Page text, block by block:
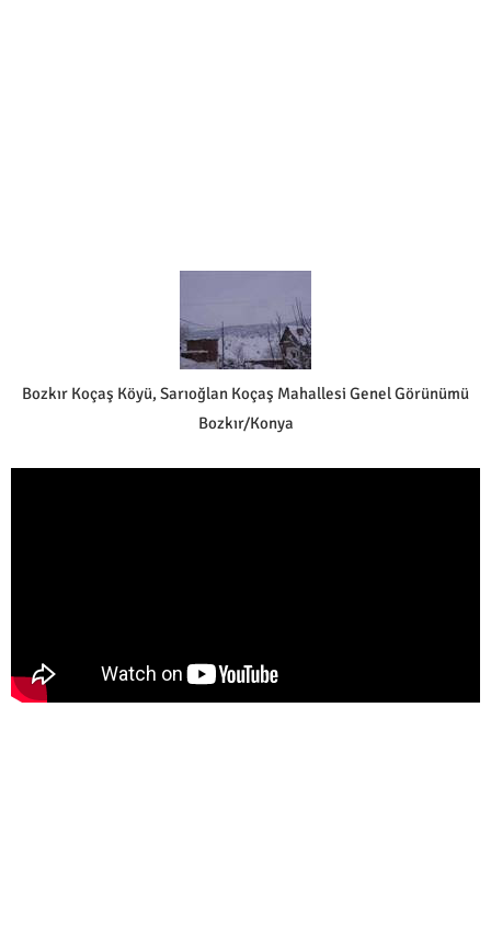
Bozkır Koçaş Köyü, Sarıoğlan Koçaş Mahallesi Genel Görünümü
Bozkır/Konya